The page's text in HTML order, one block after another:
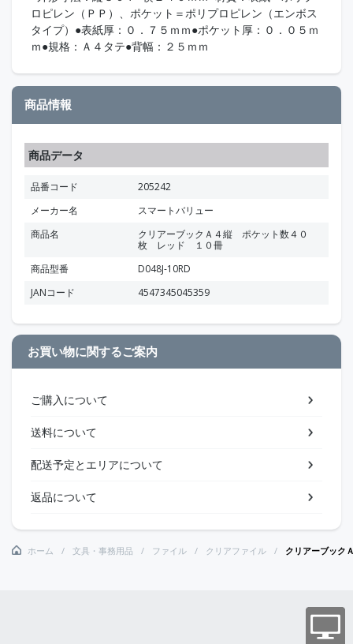
ロピレン（ＰＰ）、ポケット＝ポリプロピレン（エンボス
タイプ）●表紙厚：０．７５ｍｍ●ポケット厚：０．０５ｍ
ｍ●規格：Ａ４タテ●背幅：２５ｍｍ
商品情報
商品データ
品番コード
205242
メーカー名
スマートバリュー
商品名
クリアーブックＡ４縦 ポケット数４０
枚 レッド １０冊
商品型番
D048J-10RD
JANコード
4547345045359
お買い物に関するご案内
ご購入について
送料について
配送予定とエリアについて
返品について
ホーム 文具・事務用品 ファイル クリアファイル クリアーブッ